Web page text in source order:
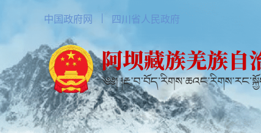
中国政府网 四川省人民政府